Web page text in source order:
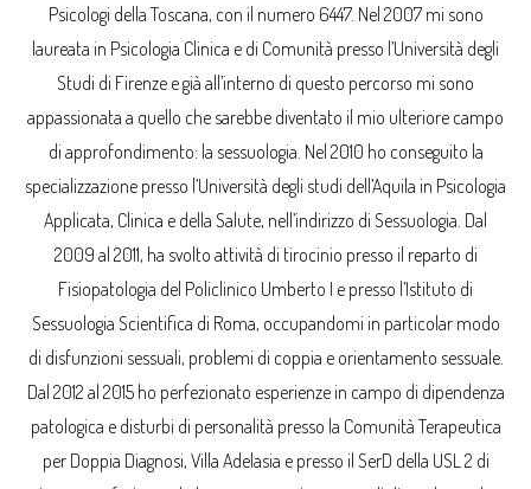
Psicologi della Toscana, con il numero 6447. Nel 2007 mi sono
laureata in Psicologia Clinica e di Comunità presso l’Università degli
Studi di Firenze e già all’interno di questo percorso mi sono
appassionata a quello che sarebbe diventato il mio ulteriore campo
di approfondimento: la sessuologia. Nel 2010 ho conseguito la
specializzazione presso l’Università degli studi dell’Aquila in Psicologia
Applicata, Clinica e della Salute, nell’indirizzo di Sessuologia. Dal
2009 al 2011, ha svolto attività di tirocinio presso il reparto di
Fisiopatologia del Policlinico Umberto I e presso l’Istituto di
Sessuologia Scientifica di Roma, occupandomi in particolar modo
di disfunzioni sessuali, problemi di coppia e orientamento sessuale.
Dal 2012 al 2015 ho perfezionato esperienze in campo di dipendenza
patologica e disturbi di personalità presso la Comunità Terapeutica
per Doppia Diagnosi, Villa Adelasia e presso il SerD della USL 2 di